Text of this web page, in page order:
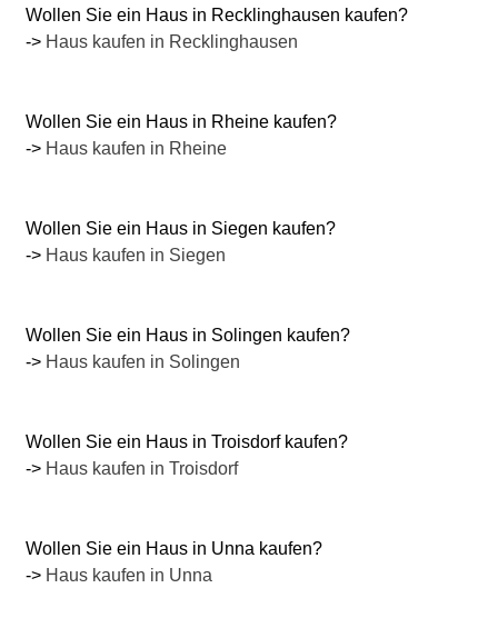
Wollen Sie ein Haus in Recklinghausen kaufen?
-> Haus kaufen in Recklinghausen
Wollen Sie ein Haus in Rheine kaufen?
-> Haus kaufen in Rheine
Wollen Sie ein Haus in Siegen kaufen?
-> Haus kaufen in Siegen
Wollen Sie ein Haus in Solingen kaufen?
-> Haus kaufen in Solingen
Wollen Sie ein Haus in Troisdorf kaufen?
-> Haus kaufen in Troisdorf
Wollen Sie ein Haus in Unna kaufen?
-> Haus kaufen in Unna